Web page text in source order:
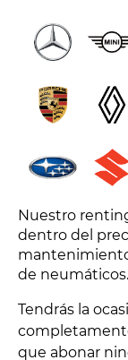
Nuestro
dentro del
de neumáticos.
Tendrás la
que abonar